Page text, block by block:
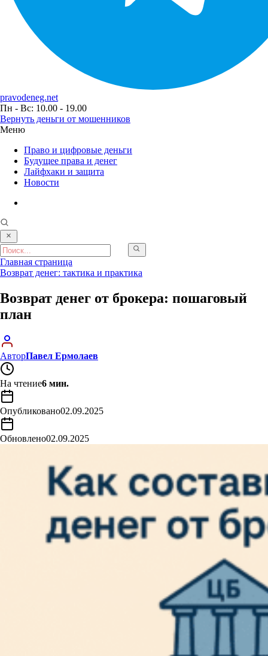
pravodeneg.net
Пн - Вс: 10.00 - 19.00
Вернуть деньги от мошенников
Меню
Право и цифровые деньги
Будущее права и денег
Лайфхаки и защита
Новости
Главная страница
Возврат денег: тактика и практика
Возврат денег от брокера: пошаговый
план
АвторПавел Ермолаев
На чтение6 мин.
Опубликовано02.09.2025
Обновлено02.09.2025